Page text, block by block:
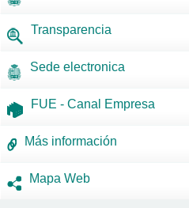
Transparencia
Sede electronica
FUE - Canal Empresa
Más información
Mapa Web